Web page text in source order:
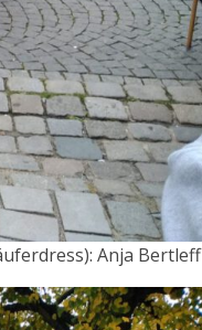
Anja Bertleff